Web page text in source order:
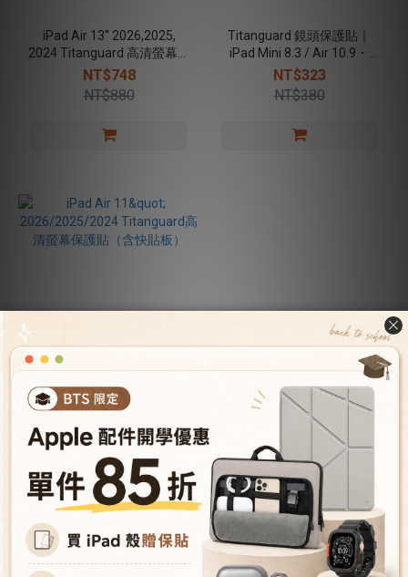
iPad Air 13'' 2026,2025,
2024 Titanguard 高清螢幕保
護貼
NT$748
NT$880
Titanguard 鏡頭保護貼｜
iPad Mini 8.3 / Air 10.9・
11（2020–2026適用）
NT$323
NT$380
iPad Air 11"
2026/2025/2024
Titanguard高清螢幕保護貼
（含快貼板）
NT$748
NT$880